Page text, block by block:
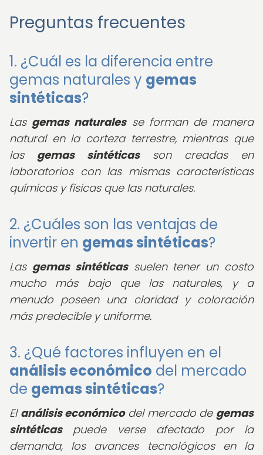
Preguntas frecuentes
1. ¿Cuál es la diferencia entre
gemas naturales y gemas
sintéticas?
Las gemas naturalesse forman de manera
natural en la corteza terrestre, mientras que
las gemas sintéticasson creadas en
laboratorios con las mismas características
químicas y físicas que las naturales.
2. ¿Cuáles son las ventajas de
invertir en gemas sintéticas?
Las gemas sintéticassuelen tener un costo
mucho más bajo que las naturales, y a
menudo poseen una claridad y coloración
más predecible y uniforme.
3. ¿Qué factores influyen en el
análisis económico del mercado
de gemas sintéticas?
El análisis económicodel mercado de gemas
sintéticaspuede verse afectado por la
demanda, los avances tecnológicos en la